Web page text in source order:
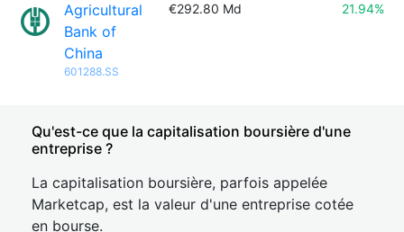
Agricultural
Bank of
China
601288.SS
€292.80 Md 21.94%
Qu'est-ce que la capitalisation boursière d'une
entreprise ?
La capitalisation boursière, parfois appelée
Marketcap, est la valeur d'une entreprise cotée
en bourse.